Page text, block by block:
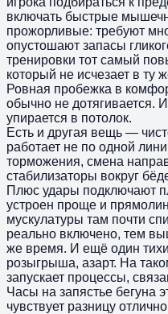
включать быстрые
прожорливые: требуют
опустошают запасы
тренировки тот самый
который не исчезает в ту
Ровная пробежка в
обычно не дотягивается.
упирается в потолок.
Есть и другая вещь —
работает не по одной
торможения, смена
стабилизаторы вокруг
Плюс удары подключают
устроен проще и
мускулатуры там почти
реально включено, тем
же время. И ещё один
розыгрыша, азарт. На
запускает процессы,
Часы на запястье бегуна
чувствует разницу